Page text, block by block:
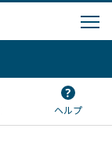
ヘルプ